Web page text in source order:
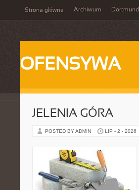
Strona główna Archiwum Dortmund
OFENSYWA
JELENIA GÓRA
POSTED BY ADMIN LIP - 2 - 2026